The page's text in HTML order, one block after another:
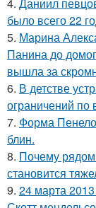
было всего 22
5. Марина
Панина до
вышла за
6. В детстве
ограничений по
7. Форма
блин.
8. Почему
становится
9. 24 марта